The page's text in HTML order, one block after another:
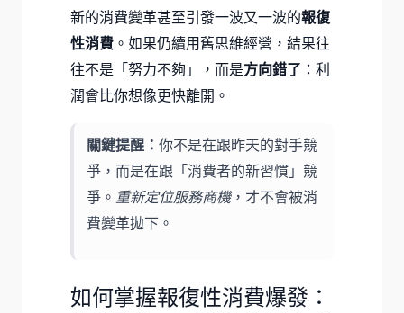
新的消費變革甚至引發一波又一波的報復
性消費 。如果仍續用舊思維經營，結果往
往不是「努力不夠」，而是方向錯了 ：利
潤會比你想像更快離開。
關鍵提醒： 你不是在跟昨天的對手競
爭，而是在跟「消費者的新習慣」競
爭。 重新定位服務商機，才不會被消
費變革拋下。
如何掌握報復性消費爆發：